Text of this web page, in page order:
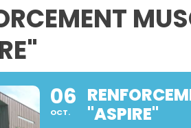
06
OCT.
"ASPIRE"